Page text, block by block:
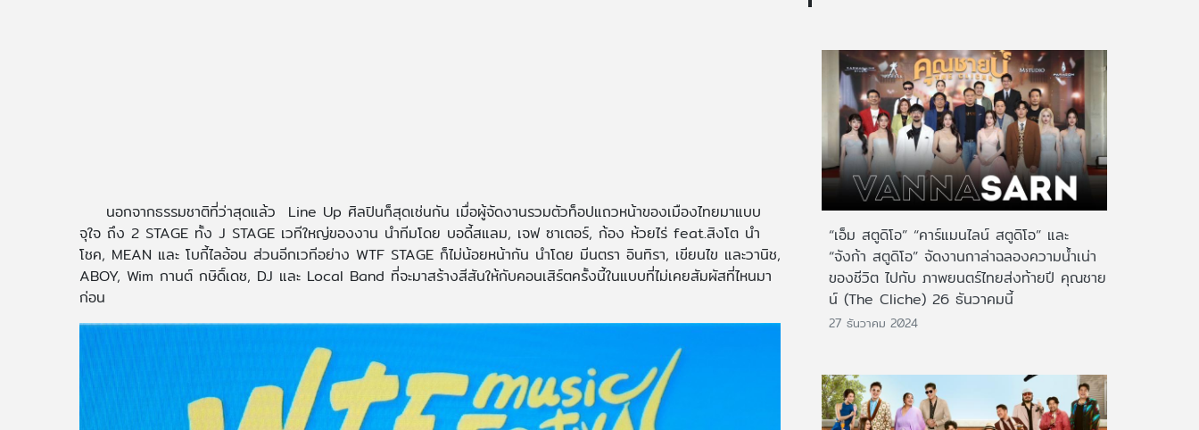
นอกจากธรรมชาติที่ว่าสุดแล้ว Line Up ศิลปินก็สุดเช่นกัน เมื่อผู้จัดงานรวมตัวท็อปแถวหน้าของเมืองไทยมาแบบ
จุใจ ถึง 2 STAGE ทั้ง J STAGE เวทีใหญ่ของงาน นำทีมโดย บอดี้สแลม, เจฟ ซาเตอร์, ก้อง ห้วยไร่ feat.สิงโต นำ
โชค, MEAN และ โบกี้ไลอ้อน ส่วนอีกเวทีอย่าง WTF STAGE ก็ไม่น้อยหน้ากัน นำโดย มีนตรา อินทิรา, เขียนไข และวานิช,
ABOY, Wim กานต์ กษิดิ์เดช, DJ และ Local Band ที่จะมาสร้างสีสันให้กับคอนเสิร์ตครั้งนี้ในแบบที่ไม่เคยสัมผัสที่ไหนมา
ก่อน
“เอ็ม สตูดิโอ” “คาร์แมนไลน์ สตูดิโอ” และ
“จังก้า สตูดิโอ” จัดงานกาล่าฉลองความน้ำเน่า
ของชีวิต ไปกับ ภาพยนตร์ไทยส่งท้ายปี คุณชาย
น์ (The Cliche) 26 ธันวาคมนี้
27 ธันวาคม 2024